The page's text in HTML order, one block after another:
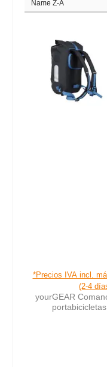
*Precios IVA incl.
(2-4
yourGEAR